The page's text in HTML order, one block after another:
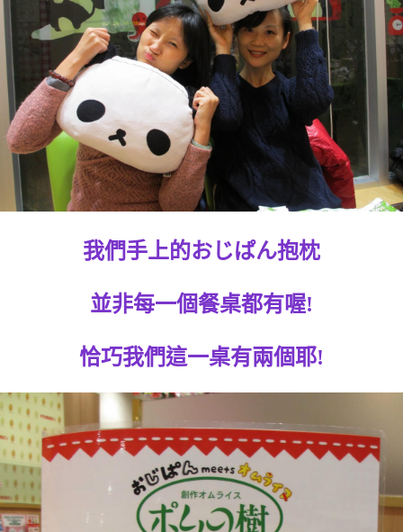
我們手上的おじぱん抱枕
並非每一個餐桌都有喔!
恰巧我們這一桌有兩個耶!